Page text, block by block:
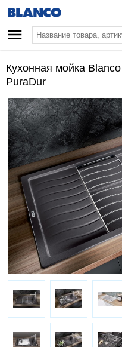
Кухонная мойка
PuraDur